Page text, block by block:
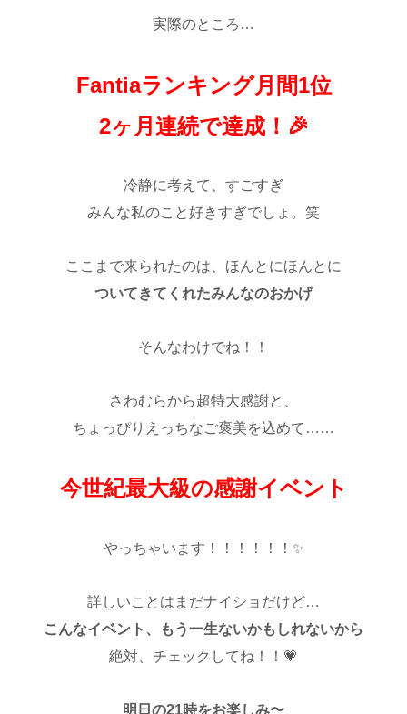
実際のところ…
Fantiaランキング月間1位
2ヶ月連続で達成！🎉
冷静に考えて、すごすぎ
みんな私のこと好きすぎでしょ。笑
ここまで来られたのは、ほんとにほんとに
ついてきてくれたみんなのおかげ
そんなわけでね！！
さわむらから超特大感謝と、
ちょっぴりえっちなご褒美を込めて……
今世紀最大級の感謝イベント
やっちゃいます！！！！！！✨
詳しいことはまだナイショだけど…
こんなイベント、もう一生ないかもしれないから
絶対、チェックしてね！！💗
明日の21時をお楽しみ〜